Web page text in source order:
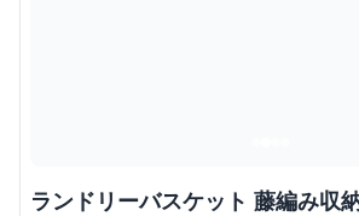
ランドリーバスケット 藤編み収